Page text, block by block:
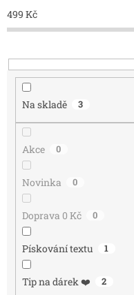
p
r
d
Nejprodávanější
499 Kč
Na skladě 3
Akce 0
Novinka 0
Doprava 0 Kč 0
Pískování textu 1
Tip na dárek ❤️ 2